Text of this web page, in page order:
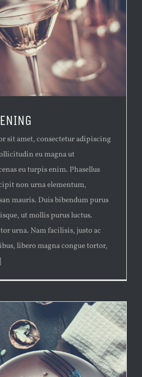
sit amet, consectetur adipiscing
eu magna ut
eu turpis enim. Phasellus
non urna elementum,
mauris. Duis bibendum purus
ut mollis purus luctus.
urna. Nam facilisis, justo ac
libero magna congue tortor,